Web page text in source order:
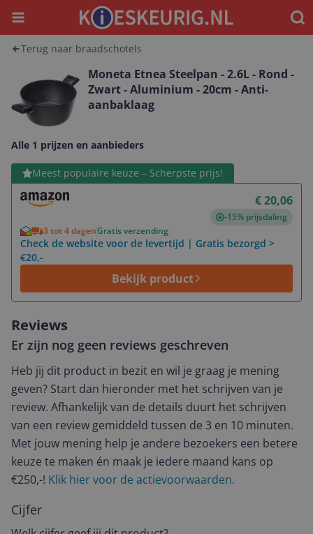
Menu
Terug naar braadschotels
Moneta Etnea Steelpan - 2.6L - Rond -
Zwart - Aluminium - 20cm - Anti-
aanbaklaag
Alle 1 prijzen en aanbieders
Meest populaire keuze – Scherpste prijs!
€ 20,06
-15% prijsdaling
3 tot 4 dagenGratis verzending
Check de website voor de levertijd | Gratis bezorgd >
€20,-
Bekijk product
Bekijk product
Reviews
Er zijn nog geen reviews geschreven
Heb jij dit product in bezit en wil je graag je mening
geven? Start dan hieronder met het schrijven van je
review. Afhankelijk van de details duurt het schrijven
van een review gemiddeld tussen de 3 en 10 minuten.
Met jouw mening help je andere bezoekers een betere
keuze te maken én maak je iedere maand kans op
€250,-! Klik hier voor de actievoorwaarden.
Cijfer